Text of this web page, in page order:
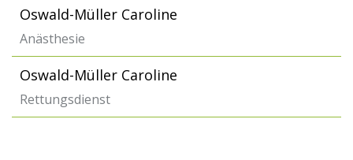
Oswald-Müller Caroline
Anästhesie
Oswald-Müller Caroline
Rettungsdienst